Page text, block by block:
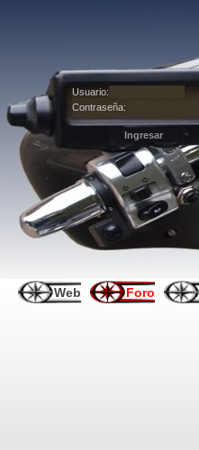
Usuario:
Contraseña:
Web Foro